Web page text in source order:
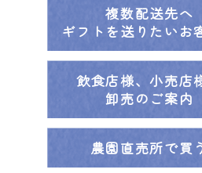
複数配送先へ
ギフトを送りたいお
飲食店様、小売店
卸売のご案内
農園直売所で買